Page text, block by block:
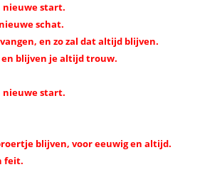
nieuwe start.
schat.
en zo zal dat altijd blijven.
blijven je altijd trouw.
nieuwe start.
blijven, voor eeuwig en altijd.
feit.